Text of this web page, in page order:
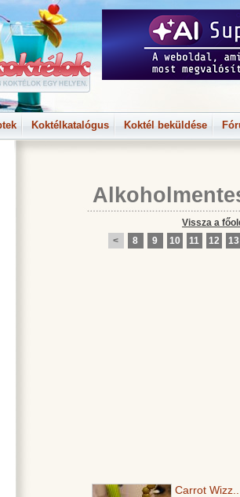
Koktélkatalógus Koktél beküldése
Vissza a
<
8 9 10 11 12 13
Carrot